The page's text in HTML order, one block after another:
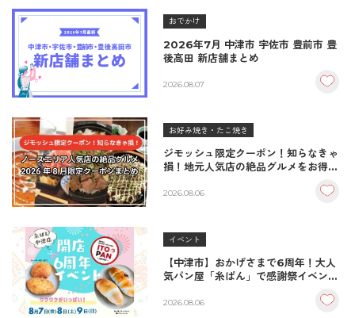
おでかけ
2026年7月 中津市 宇佐市 豊前市 豊
後高田 新店舗まとめ
2026.08.07
お好み焼き・たこ焼き
ジモッシュ限定クーポン！知らなきゃ
損！地元人気店の絶品グルメをお得に
2026.08.06
イベント
【中津市】おかげさまで6周年！大人
気パン屋「糸ぱん」で感謝祭イベント
♪（8/7〜8/9）
2026.08.06